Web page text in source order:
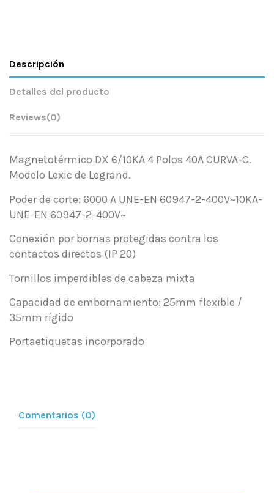
Descripción
Detalles del producto
Reviews(0)
Magnetotérmico DX 6/10KA 4 Polos 40A CURVA-C.
Modelo Lexic de Legrand.
Poder de corte: 6000 A UNE-EN 60947-2-400V~10KA-
UNE-EN 60947-2-400V~
Conexión por bornas protegidas contra los
contactos directos (IP 20)
Tornillos imperdibles de cabeza mixta
Capacidad de embornamiento: 25mm flexible /
35mm rígido
Portaetiquetas incorporado
Comentarios (0)